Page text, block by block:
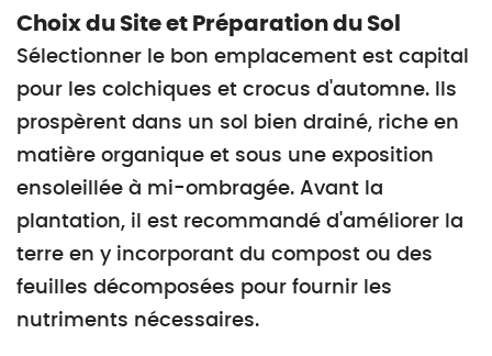
Choix du Site et Préparation du Sol
Sélectionner le bon emplacement est capital
pour les colchiques et crocus d'automne. Ils
prospèrent dans un sol bien drainé, riche en
matière organique et sous une exposition
ensoleillée à mi-ombragée. Avant la
plantation, il est recommandé d'améliorer la
terre en y incorporant du compost ou des
feuilles décomposées pour fournir les
nutriments nécessaires.